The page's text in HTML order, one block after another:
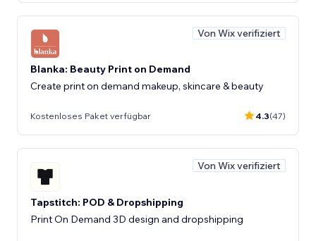
Von Wix verifiziert
Blanka: Beauty Print on Demand
Create print on demand makeup, skincare & beauty
Kostenloses Paket verfügbar 4.3(47)
Von Wix verifiziert
Tapstitch: POD & Dropshipping
Print On Demand 3D design and dropshipping